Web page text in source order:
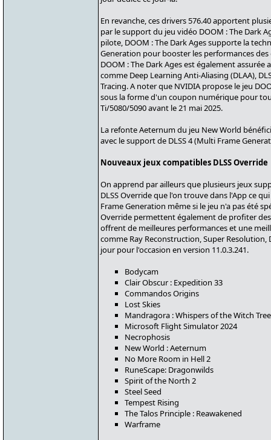
En revanche, ces drivers 576.40 apportent
par le support du jeu vidéo DOOM : The Dark
pilote, DOOM : The Dark Ages supporte la
Generation pour booster les performances
DOOM : The Dark Ages est également
comme Deep Learning Anti-Aliasing (DLAA),
Tracing. A noter que NVIDIA propose le jeu
sous la forme d'un coupon numérique pour
Ti/5080/5090 avant le 21 mai 2025.
La refonte Aeternum du jeu New World
avec le support de DLSS 4 (Multi Frame
Nouveaux jeux compatibles DLSS Override
On apprend par ailleurs que plusieurs jeux
DLSS Override que l'on trouve dans l'App ce
Frame Generation même si le jeu n'a pas été
Override permettent également de profiter
offrent de meilleures performances et une
comme Ray Reconstruction, Super Resolution,
jour pour l'occasion en version 11.0.3.241.
Bodycam
Clair Obscur : Expedition 33
Commandos Origins
Lost Skies
Mandragora : Whispers of the Witch Tree
Microsoft Flight Simulator 2024
Necrophosis
New World : Aeternum
No More Room in Hell 2
RuneScape: Dragonwilds
Spirit of the North 2
Steel Seed
Tempest Rising
The Talos Principle : Reawakened
Warframe